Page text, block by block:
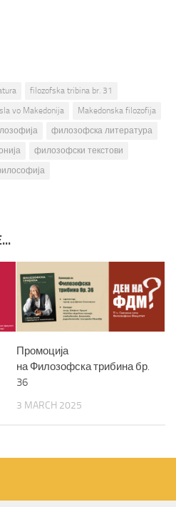
filozofska tribina br. 31
vo Makedonija
Makedonska filozofija
филозофска литература
филозофски текстови
Промоција
на Филозофска трибина бр.
36
3 MARCH 2025